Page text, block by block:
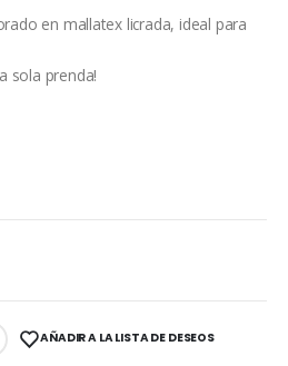
en mallatex licrada, ideal para
sola prenda!
AÑADIR A LA LISTA DE DESEOS